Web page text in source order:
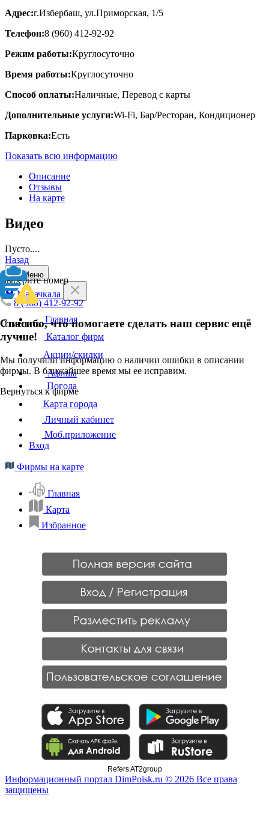
Адрес:г.Избербаш, ул.Приморская, 1/5
Телефон:8 (960) 412-92-92
Режим работы:Круглосуточно
Время работы:Круглосуточно
Способ оплаты:Наличные, Перевод с карты
Дополнительные услуги:Wi-Fi, Бар/Ресторан, Кондиционер
Парковка:Есть
Показать всю информацию
Описание
Отзывы
На карте
Видео
Пусто....
Назад
Выберите номер
8 (960) 412-92-92
Отменить
Спасибо, что помогаете сделать наш сервис ещё
лучше!
Мы получили информацию о наличии ошибки в описании
фирмы. В ближайшее время мы ее исправим.
Вернуться к фирме
Меню
Махачкала
Главная
Каталог фирм
Акции/скидки
Афиша
Погода
Карта города
Личный кабинет
Моб.приложение
Вход
Фирмы на карте
Главная
Карта
Избранное
Refers AT2group
Информационный портал DimPoisk.ru © 2026 Все права
защищены